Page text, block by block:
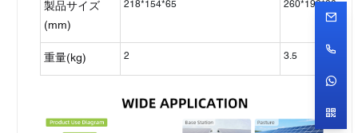
製品サイズ
(mm)
218*154*65 260*192*80
重量(kg) 2 3.5